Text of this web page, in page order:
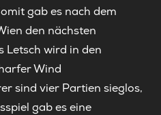
gab es nach dem
den nächsten
Letsch wird in den
Wind
sind vier Partien sieglos,
gab es eine